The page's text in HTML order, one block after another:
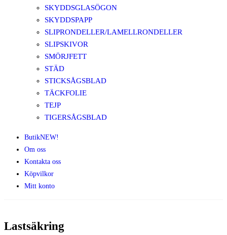
SKYDDSGLASÖGON
SKYDDSPAPP
SLIPRONDELLER/LAMELLRONDELLER
SLIPSKIVOR
SMÖRJFETT
STÄD
STICKSÅGSBLAD
TÄCKFOLIE
TEJP
TIGERSÅGSBLAD
ButikNEW!
Om oss
Kontakta oss
Köpvilkor
Mitt konto
Lastsäkring